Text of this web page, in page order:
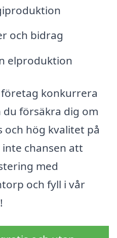
och bidrag
elproduktion
konkurrera
försäkra dig om
hög kvalitet på
chansen att
med
och fyll i vår